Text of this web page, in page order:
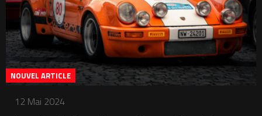
NOUVEL ARTICLE
12 Mai 2024